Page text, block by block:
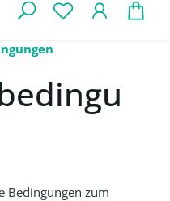
Bedingungen zum